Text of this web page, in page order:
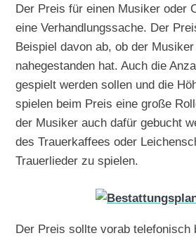
Der Preis für einen Musiker oder
eine Verhandlungssache. Der
Beispiel davon ab, ob der
nahegestanden hat. Auch die
gespielt werden sollen und die
spielen beim Preis eine große
der Musiker auch dafür gebucht
des Trauerkaffees oder
Trauerlieder zu spielen.
Der Preis sollte vorab telefonisch